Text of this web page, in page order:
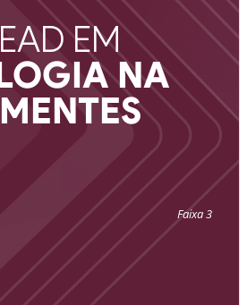
EM
NA
Faixa 3